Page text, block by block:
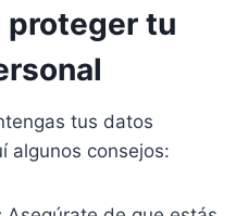
proteger tu
tus datos
algunos consejos: